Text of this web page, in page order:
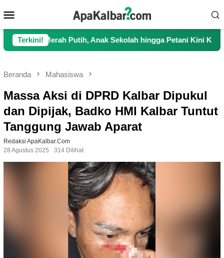
ke
kontenMobile
Terkini!
Putih, Anak Sekolah hingga Petani Kini Kembali Lancar
Beranda Mahasiswa
Massa Aksi di DPRD Kalbar Dipukul
dan Dipijak, Badko HMI Kalbar Tuntut
Tanggung Jawab Aparat
Redaksi ApaKalbar.com
28 Agustus 2025
314 Dilihat